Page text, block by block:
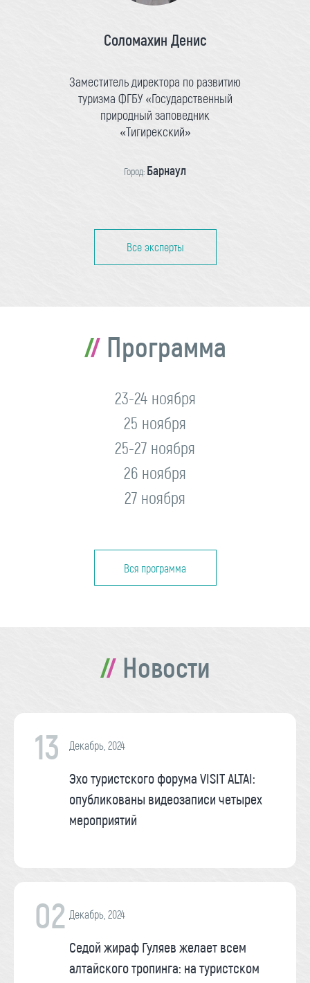
Соломахин Денис
Заместитель директора по развитию
туризма ФГБУ «Государственный
природный заповедник
«Тигирекский»
Город: Барнаул
Все эксперты
Программа
23-24 ноября
25 ноября
25-27 ноября
26 ноября
27 ноября
Вся программа
Новости
13 Декабрь, 2024
Эхо туристского форума VISIT ALTAI:
опубликованы видеозаписи четырех
мероприятий
02 Декабрь, 2024
Седой жираф Гуляев желает всем
алтайского тропинга: на туристском